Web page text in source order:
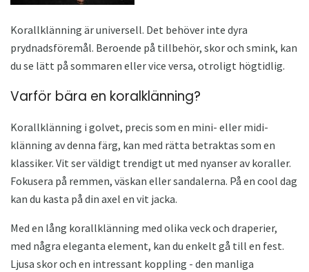
Korallklänning är universell. Det behöver inte dyra
prydnadsföremål. Beroende på tillbehör, skor och smink, kan
du se lätt på sommaren eller vice versa, otroligt högtidlig.
Varför bära en koralklänning?
Korallklänning i golvet, precis som en mini- eller midi-
klänning av denna färg, kan med rätta betraktas som en
klassiker. Vit ser väldigt trendigt ut med nyanser av koraller.
Fokusera på remmen, väskan eller sandalerna. På en cool dag
kan du kasta på din axel en vit jacka.
Med en lång korallklänning med olika veck och draperier,
med några eleganta element, kan du enkelt gå till en fest.
Ljusa skor och en intressant koppling - den manliga